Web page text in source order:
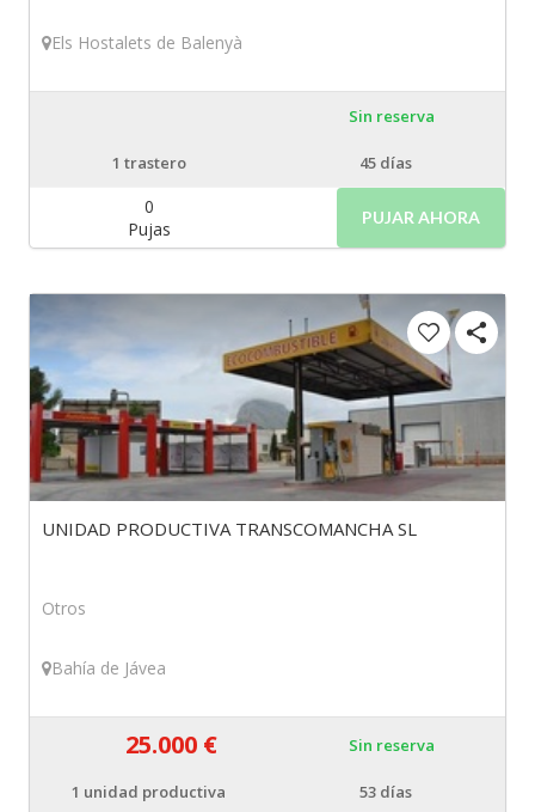
Els Hostalets de Balenyà
Sin reserva
1 trastero 45 días
0
Pujas
PUJAR AHORA
UNIDAD PRODUCTIVA TRANSCOMANCHA SL
Otros
Bahía de Jávea
25.000 € Sin reserva
1 unidad productiva 53 días